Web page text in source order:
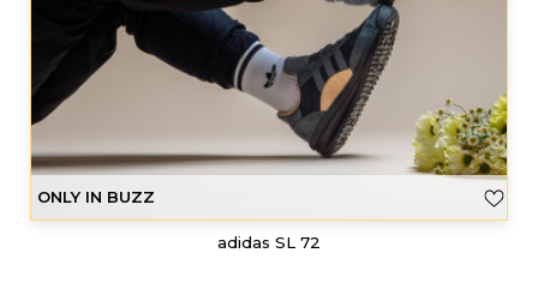
ONLY IN BUZZ
adidas SL 72